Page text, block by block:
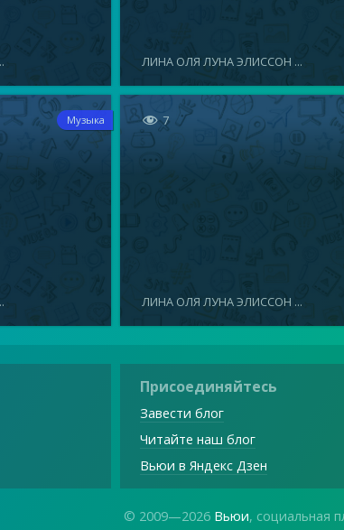
ЛИНА ОЛЯ ЛУНА ЭЛИССОН ...
Музыка  7
ЛИНА ОЛЯ ЛУНА ЭЛИССОН ...
Присоединяйтесь
Завести блог
Читайте наш блог
Вьюи в Яндекс Дзен
© 2009—2026 Вьюи, социальная